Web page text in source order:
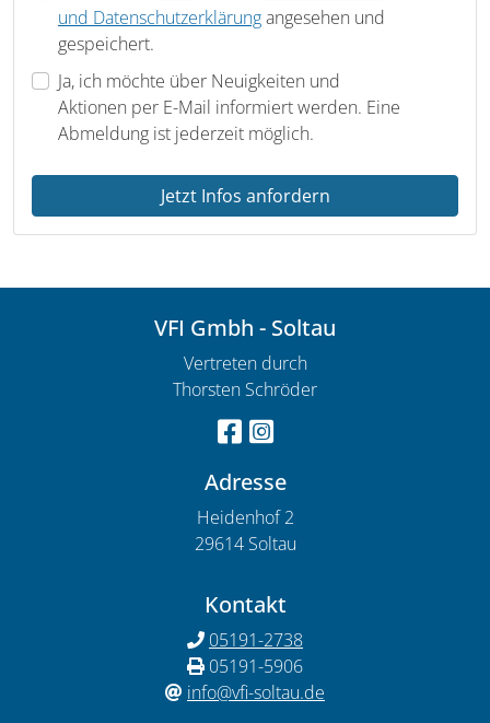
und Datenschutzerklärungangesehen und
gespeichert.
Ja, ich möchte über Neuigkeiten und
Aktionen per E-Mail informiert werden. Eine
Abmeldung ist jederzeit möglich.
Jetzt Infos anfordern
VFI Gmbh - Soltau
Vertreten durch
Thorsten Schröder
Adresse
Heidenhof 2
29614 Soltau
Kontakt
05191-2738
05191-5906
info@vfi-soltau.de